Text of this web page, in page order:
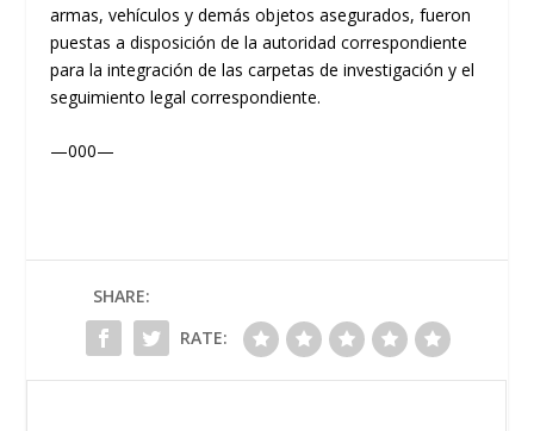
armas, vehículos y demás objetos asegurados, fueron
puestas a disposición de la autoridad correspondiente
para la integración de las carpetas de investigación y el
seguimiento legal correspondiente.
—000—
SHARE:
RATE: